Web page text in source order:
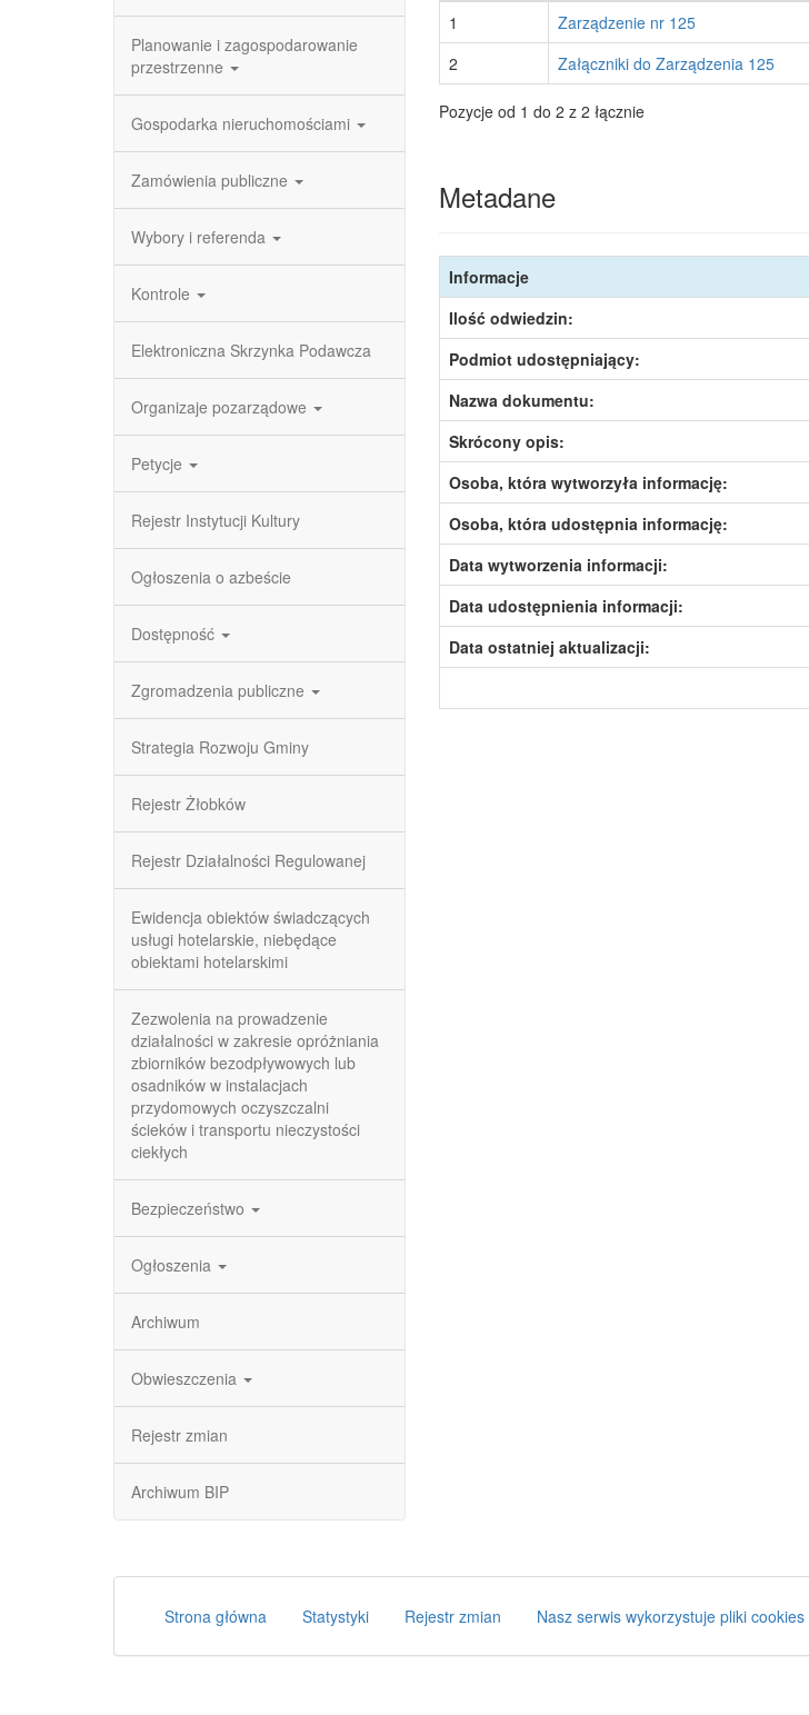
Planowanie i zagospodarowanie
przestrzenne
Gospodarka nieruchomościami
Zamówienia publiczne
Wybory i referenda
Kontrole
Elektroniczna Skrzynka Podawcza
Organizaje pozarządowe
Petycje
Rejestr Instytucji Kultury
Ogłoszenia o azbeście
Dostępność
Zgromadzenia publiczne
Strategia Rozwoju Gminy
Rejestr Żłobków
Rejestr Działalności Regulowanej
Ewidencja obiektów świadczących
usługi hotelarskie, niebędące
obiektami hotelarskimi
Zezwolenia na prowadzenie
działalności w zakresie opróżniania
zbiorników bezodpływowych lub
osadników w instalacjach
przydomowych oczyszczalni
ścieków i transportu nieczystości
ciekłych
Bezpieczeństwo
Ogłoszenia
Archiwum
Obwieszczenia
Rejestr zmian
Archiwum BIP
1
Zarządzenie nr 125
2 Załączniki do Zarządzenia 125
Pozycje od 1 do 2 z 2 łącznie
Metadane
Informacje
Ilość odwiedzin:
Podmiot udostępniający:
Nazwa dokumentu:
Skrócony opis:
Osoba, która wytworzyła informację:
Osoba, która udostępnia informację:
Data wytworzenia informacji:
Data udostępnienia informacji:
Data ostatniej aktualizacji:
Strona główna Statystyki Rejestr zmian Nasz serwis wykorzystuje pliki